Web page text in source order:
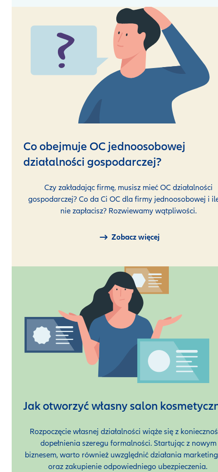
Co obejmuje OC jednoosobowej
działalności gospodarczej?
Czy zakładając firmę, musisz mieć OC działalności
gospodarczej? Co da Ci OC dla firmy jednoosobowej i
nie zapłacisz? Rozwiewamy wątpliwości.
Zobacz więcej
Jak otworzyć własny salon
Rozpoczęcie własnej działalności wiąże się z
dopełnienia szeregu formalności. Startując z nowym
biznesem, warto również uwzględnić działania
oraz zakupienie odpowiedniego ubezpieczenia.